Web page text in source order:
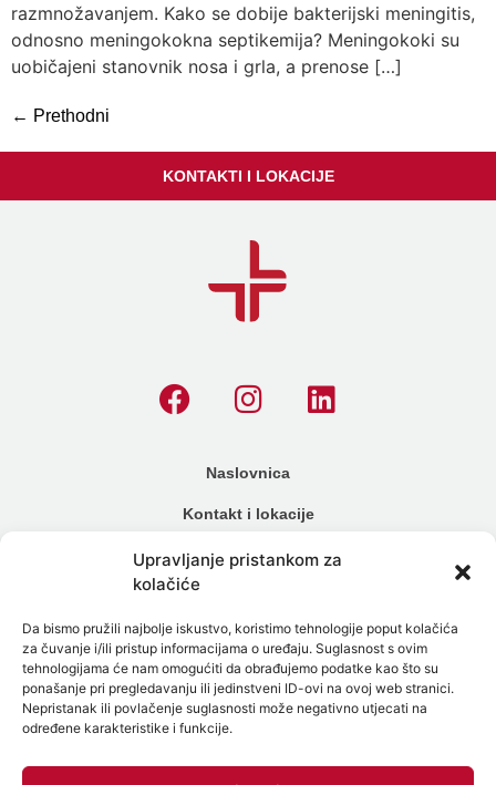
Upravljanje pristankom za
kolačiće
Da bismo pružili najbolje iskustvo, koristimo tehnologije poput kolačića
za čuvanje i/ili pristup informacijama o uređaju. Suglasnost s ovim
tehnologijama će nam omogućiti da obrađujemo podatke kao što su
ponašanje pri pregledavanju ili jedinstveni ID-ovi na ovoj web stranici.
Nepristanak ili povlačenje suglasnosti može negativno utjecati na
određene karakteristike i funkcije.
razmnožavanjem. Kako se dobije bakterijski meningitis,
odnosno meningokokna septikemija? Meningokoki su
uobičajeni stanovnik nosa i grla, a prenose […]
← Prethodni
KONTAKTI I LOKACIJE
Naslovnica
Kontakt i lokacije
Cjenik
Načini plaćanja
Alergijski testovi
Genetski testovi
Testiranje na spolne bolesti